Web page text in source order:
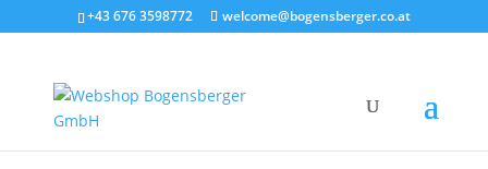
+43 676 3598772 welcome@bogensberger.co.at